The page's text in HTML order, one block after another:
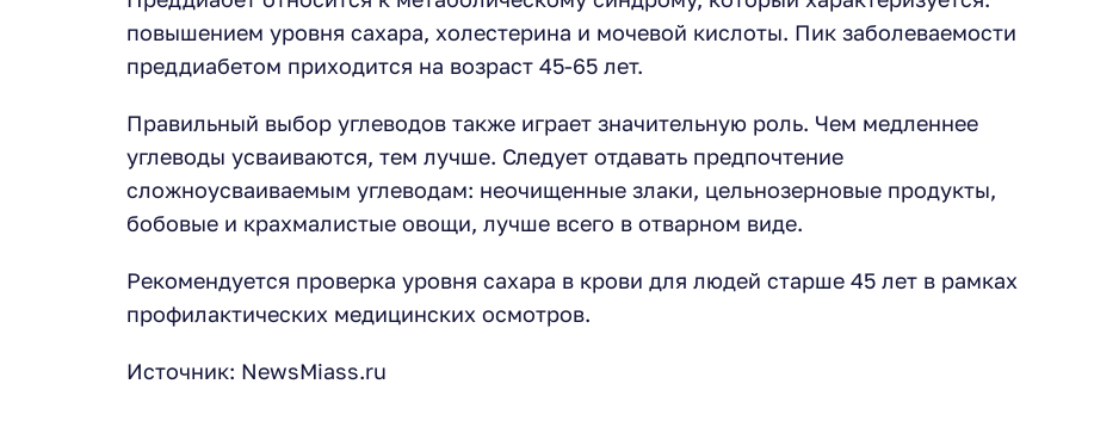
повышением уровня сахара, холестерина и мочевой кислоты. Пик заболеваемости
преддиабетом приходится на возраст 45-65 лет.
Правильный выбор углеводов также играет значительную роль. Чем медленнее
углеводы усваиваются, тем лучше. Следует отдавать предпочтение
сложноусваиваемым углеводам: неочищенные злаки, цельнозерновые продукты,
бобовые и крахмалистые овощи, лучше всего в отварном виде.
Рекомендуется проверка уровня сахара в крови для людей старше 45 лет в рамках
профилактических медицинских осмотров.
Источник: NewsMiass.ru